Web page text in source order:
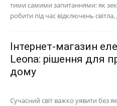
тими самими запитаннями: як
робити під час відключень
Інтернет-магазин
Leona: рішення для
дому
Сучасний світ важко уявити без